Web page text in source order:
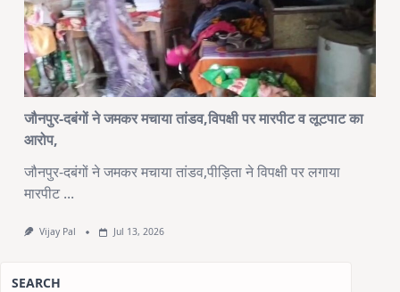
जौनपुर-दबंगों ने जमकर मचाया तांडव,विपक्षी पर मारपीट व लूटपाट का
आरोप,
जौनपुर-दबंगों ने जमकर मचाया तांडव,पीड़िता ने विपक्षी पर लगाया
मारपीट ...
Vijay Pal Jul 13, 2026
SEARCH